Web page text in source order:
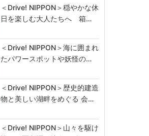
＜Drive! NIPPON＞穏やかな休
日を楽しむ大人たちへ 箱…
＜Drive! NIPPON＞海に囲まれ
たパワースポットや妖怪の…
＜Drive! NIPPON＞歴史的建造
物と美しい湖畔をめぐる 会…
＜Drive! NIPPON＞山々を駆け